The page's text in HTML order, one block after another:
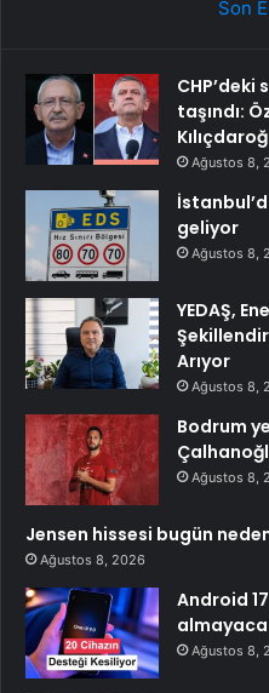
Son
taşındı:
Ağustos 8,
geliyor
Ağustos 8,
YEDAŞ,
Arıyor
Ağustos 8,
Bodrum
Ağustos 8,
Jensen hissesi bugün
Ağustos 8, 2026
Android
Ağustos 8,